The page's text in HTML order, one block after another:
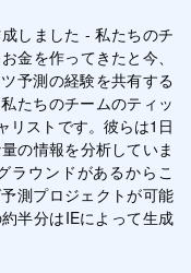
しました - 私たちのチ
金を作ってきたと今、
予測の経験を共有する
たちのチームのティッ
リストです。彼らは1日
の情報を分析していま
ラウンドがあるからこ
測プロジェクトが可能
半分はIEによって生成